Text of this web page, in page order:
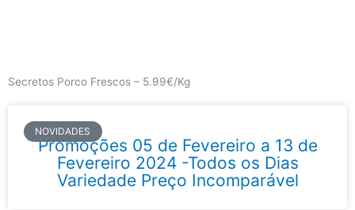
Secretos Porco Frescos – 5.99€/Kg
NOVIDADES
Promoções 05 de Fevereiro a 13 de
Fevereiro 2024 -Todos os Dias
Variedade Preço Incomparável